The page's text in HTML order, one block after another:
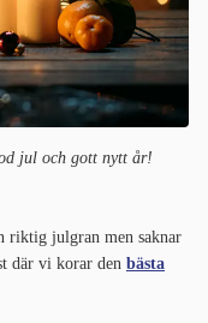
jul och gott nytt år!
riktig julgran men saknar
där vi korar den bästa